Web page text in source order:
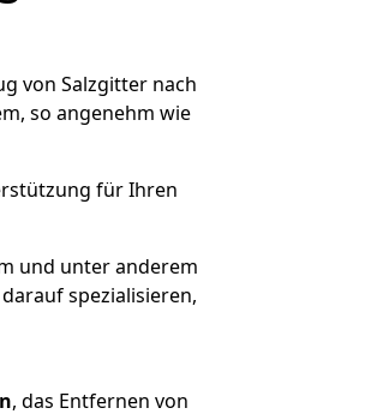
von Salzgitter nach
so angenehm wie
für Ihren
und unter anderem
spezialisieren,
, das Entfernen von